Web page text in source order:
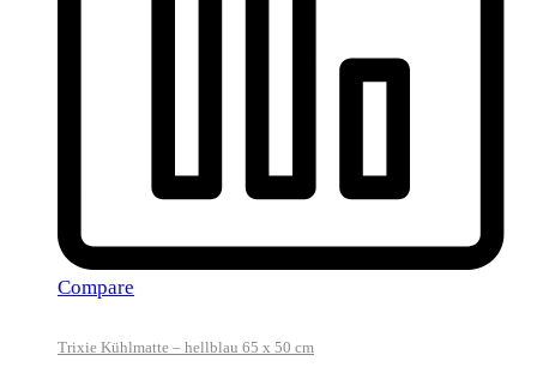
Compare
Trixie Kühlmatte – hellblau 65 x 50 cm